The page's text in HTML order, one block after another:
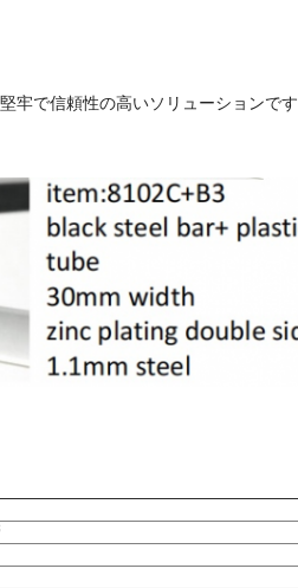
牢で信頼性の高いソリューションです